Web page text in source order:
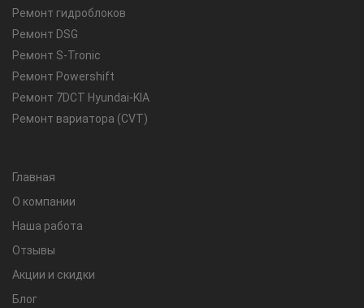
Ремонт гидроблоков
Ремонт DSG
Ремонт S-Tronic
Ремонт Powershift
Ремонт 7DCT Hyundai-KIA
Ремонт вариатора (CVT)
Главная
О компании
Наша работа
Отзывы
Акции и скидки
Блог